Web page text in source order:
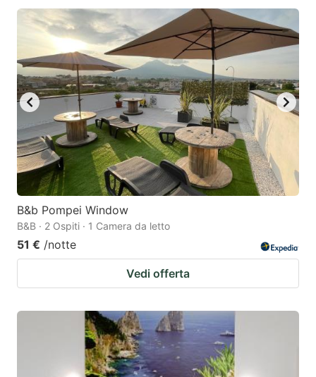
B&b Pompei Window
B&B · 2 Ospiti · 1 Camera da letto
51 € /notte
Vedi offerta